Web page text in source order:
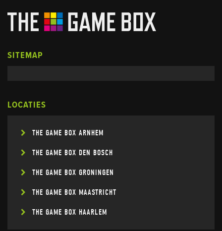
SITEMAP
LOCATIES
THE GAME BOX ARNHEM
THE GAME BOX DEN BOSCH
THE GAME BOX GRONINGEN
THE GAME BOX MAASTRICHT
THE GAME BOX HAARLEM